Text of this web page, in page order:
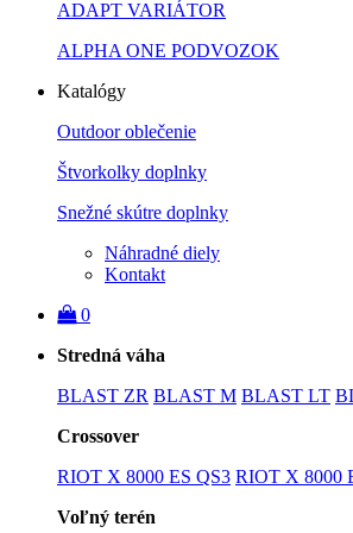
ADAPT VARIÁTOR
ALPHA ONE PODVOZOK
Katalógy
Outdoor oblečenie
Štvorkolky doplnky
Snežné skútre doplnky
Náhradné diely
Kontakt
0
Stredná váha
BLAST ZR BLAST M BLAST LT
Crossover
RIOT X 8000 ES QS3 RIOT X 8000
Voľný terén